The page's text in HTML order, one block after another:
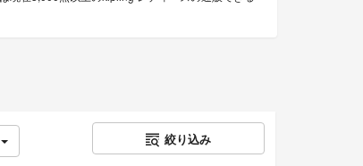
絞り込み